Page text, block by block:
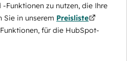
Funktionen zu nutzen, die Ihre
Sie in unserem Preisliste
für die HubSpot-